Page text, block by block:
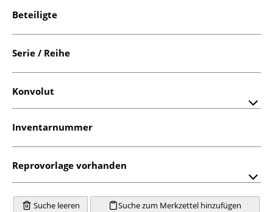
Beteiligte
Serie / Reihe
Konvolut
Inventarnummer
Reprovorlage vorhanden
Suche leeren Suche zum Merkzettel hinzufügen